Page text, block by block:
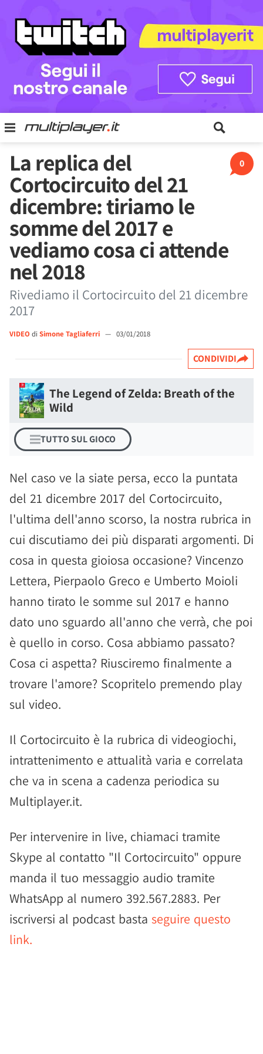
0
La replica del
Cortocircuito del 21
dicembre: tiriamo le
somme del 2017 e
vediamo cosa ci attende
nel 2018
Rivediamo il Cortocircuito del 21 dicembre
2017
VIDEO di Simone Tagliaferri — 03/01/2018
CONDIVIDI
The Legend of Zelda: Breath of the
Wild
TUTTO SUL GIOCO
Nel caso ve la siate persa, ecco la puntata
del 21 dicembre 2017 del Cortocircuito,
l'ultima dell'anno scorso, la nostra rubrica in
cui discutiamo dei più disparati argomenti. Di
cosa in questa gioiosa occasione? Vincenzo
Lettera, Pierpaolo Greco e Umberto Moioli
hanno tirato le somme sul 2017 e hanno
dato uno sguardo all'anno che verrà, che poi
è quello in corso. Cosa abbiamo passato?
Cosa ci aspetta? Riusciremo finalmente a
trovare l'amore? Scopritelo premendo play
sul video.
Il Cortocircuito è la rubrica di videogiochi,
intrattenimento e attualità varia e correlata
che va in scena a cadenza periodica su
Multiplayer.it.
Per intervenire in live, chiamaci tramite
Skype al contatto "Il Cortocircuito" oppure
manda il tuo messaggio audio tramite
WhatsApp al numero 392.567.2883. Per
iscriversi al podcast basta seguire questo
link.